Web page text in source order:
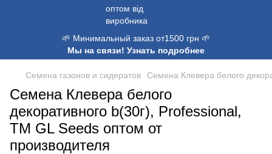
🌱 Минимальный заказ от1500 грн 🌱
Мы на связи! Узнать подробнее
Семена газонов и сидератов Семена Клевера белого
Семена Клевера белого
декоративного b(30г), Professional,
TM GL Seeds оптом от
производителя